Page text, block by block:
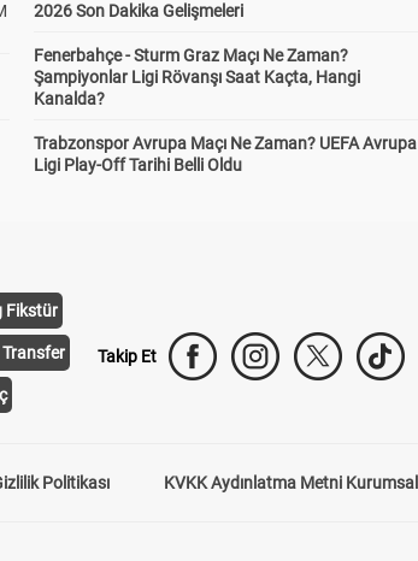
2026 Son Dakika Gelişmeleri
Fenerbahçe - Sturm Graz Maçı Ne Zaman?
Şampiyonlar Ligi Rövanşı Saat Kaçta, Hangi
Kanalda?
Trabzonspor Avrupa Maçı Ne Zaman? UEFA Avrupa
Ligi Play-Off Tarihi Belli Oldu
Fikstür
Takip Et
Politikası KVKK Aydınlatma Metni Kurumsal